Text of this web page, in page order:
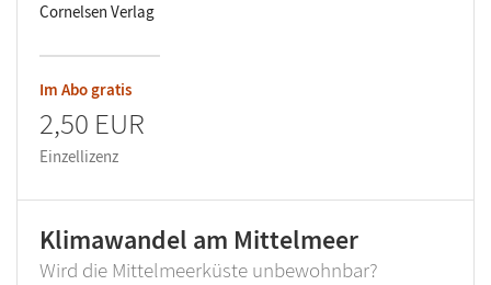
Cornelsen Verlag
Im Abo gratis
2,50 EUR
Einzellizenz
Klimawandel am Mittelmeer
Wird die Mittelmeerküste unbewohnbar?